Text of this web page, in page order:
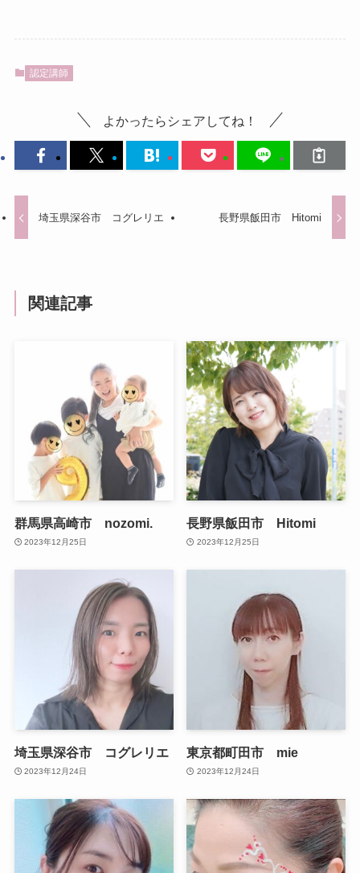
認定講師
よかったらシェアしてね！
埼玉県深谷市 コグレリエ 長野県飯田市 Hitomi
関連記事
群馬県高崎市 nozomi.
2023年12月25日
長野県飯田市 Hitomi
2023年12月25日
埼玉県深谷市 コグレリエ
2023年12月24日
東京都町田市 mie
2023年12月24日